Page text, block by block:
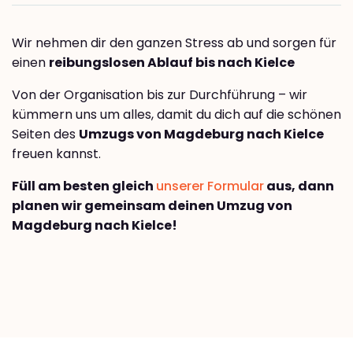
Wir nehmen dir den ganzen Stress ab und sorgen für
einen reibungslosen Ablauf bis nach Kielce
Von der Organisation bis zur Durchführung – wir
kümmern uns um alles, damit du dich auf die schönen
Seiten des Umzugs von Magdeburg nach Kielce
freuen kannst.
Füll am besten gleich unserer Formularaus, dann
planen wir gemeinsam deinen Umzug von
Magdeburg nach Kielce!